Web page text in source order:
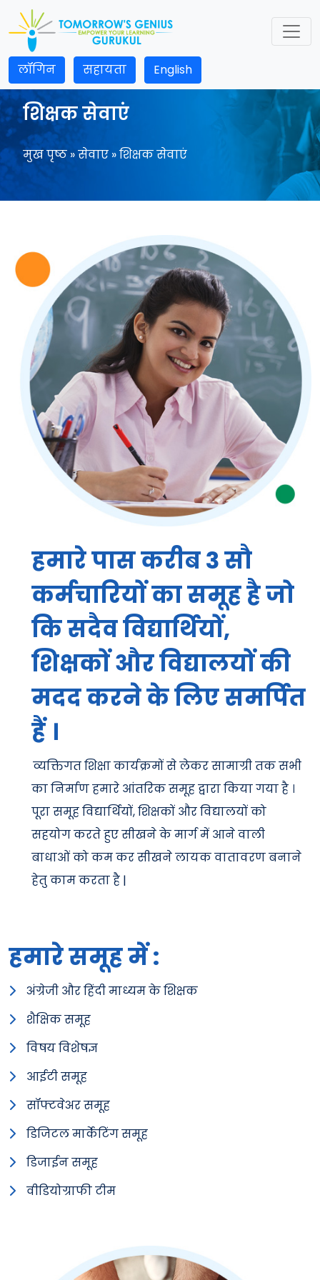
लॉगिन सहायता English
शिक्षक सेवाएं
मुख पृष्ठ » सेवाए » शिक्षक सेवाएं
हमारे पास करीब 3 सौ
कर्मचारियों का समूह है जो
कि सदैव विद्यार्थियों,
शिक्षकों और विद्यालयों की
मदद करने के लिए समर्पित
हैं ।
व्यक्तिगत शिक्षा कार्यक्रमों से लेकर सामाग्री तक सभी
का निर्माण हमारे आंतरिक समूह द्वारा किया गया है ।
पूरा समूह विद्यार्थियों, शिक्षकों और विद्यालयों को
सहयोग करते हुए सीखने के मार्ग में आने वाली
बाधाओं को कम कर सीखने लायक वातावरण बनाने
हेतु काम करता है |
हमारे समूह में :
अंग्रेजी और हिंदी माध्यम के शिक्षक
शैक्षिक समूह
विषय विशेषज्ञ
आईटी समूह
सॉफ्टवेअर समूह
डिजिटल मार्केटिंग समूह
डिजाईन समूह
वीडियोग्राफी टीम